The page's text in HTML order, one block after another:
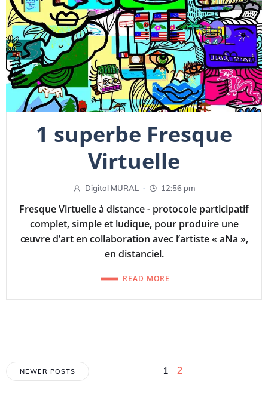
1 superbe Fresque
Virtuelle
Digital MURAL - 12:56 pm
Fresque Virtuelle à distance - protocole participatif
complet, simple et ludique, pour produire une
œuvre d’art en collaboration avec l’artiste « aNa »,
en distanciel.
READ MORE
Posts
NEWER POSTS Page
1 Page
2